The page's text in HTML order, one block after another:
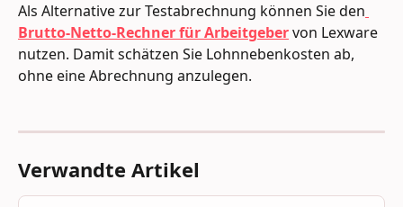
Als Alternative zur Testabrechnung können Sie den
Brutto-Netto-Rechner für Arbeitgeber von Lexware
nutzen. Damit schätzen Sie Lohnnebenkosten ab,
ohne eine Abrechnung anzulegen.
Verwandte Artikel